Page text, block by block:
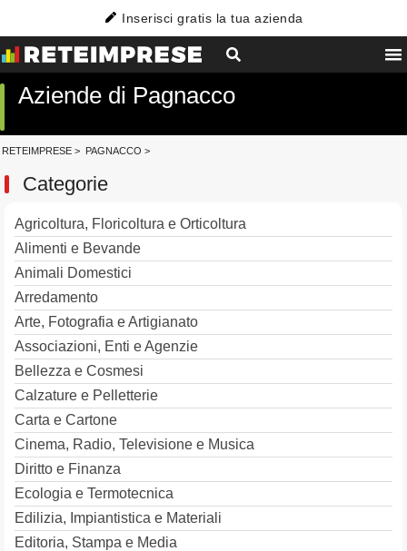
Inserisci gratis la tua azienda
Aziende di Pagnacco
RETEIMPRESE > PAGNACCO >
Categorie
Agricoltura, Floricoltura e Orticoltura
Alimenti e Bevande
Animali Domestici
Arredamento
Arte, Fotografia e Artigianato
Associazioni, Enti e Agenzie
Bellezza e Cosmesi
Calzature e Pelletterie
Carta e Cartone
Cinema, Radio, Televisione e Musica
Diritto e Finanza
Ecologia e Termotecnica
Edilizia, Impiantistica e Materiali
Editoria, Stampa e Media